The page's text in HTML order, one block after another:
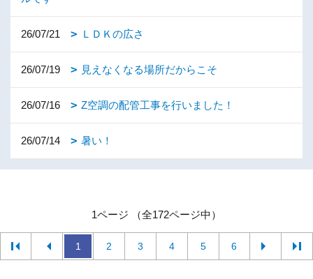
26/07/21 ＬＤＫの広さ
26/07/19 見えなくなる場所だからこそ
26/07/16 Z空調の配管工事を行いました！
26/07/14 暑い！
1ページ （全172ページ中）
1 2 3 4 5 6